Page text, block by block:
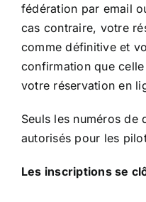
fédération par email
cas contraire, votre
comme définitive et
confirmation que
votre réservation en
Seuls les numéros de
autorisés pour les
Les inscriptions se